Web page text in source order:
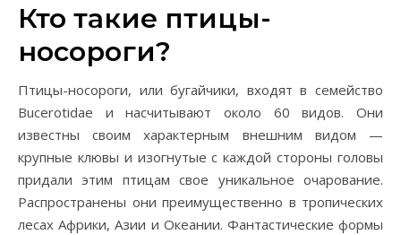
Кто такие птицы-
носороги?
Птицы-носороги, или бугайчики, входят в семейство
Bucerotidae и насчитывают около 60 видов. Они
известны своим характерным внешним видом —
крупные клювы и изогнутые с каждой стороны головы
придали этим птицам свое уникальное очарование.
Распространены они преимущественно в тропических
лесах Африки, Азии и Океании. Фантастические формы